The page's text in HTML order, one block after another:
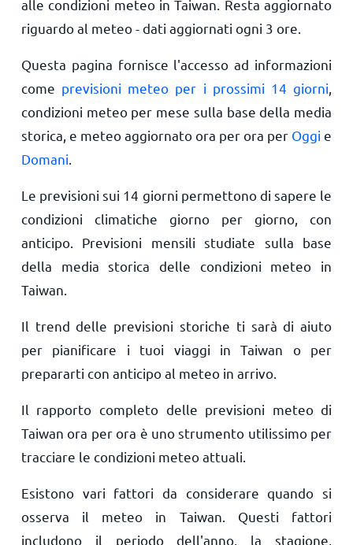
alle condizioni meteo in Taiwan. Resta aggiornato
riguardo al meteo - dati aggiornati ogni 3 ore.
Questa pagina fornisce l'accesso ad informazioni
come previsioni meteo per i prossimi 14 giorni
condizioni meteo per mese sulla base della media
storica, e meteo aggiornato ora per ora per Oggi e
Domani
Le previsioni sui 14 giorni permettono di sapere le
condizioni climatiche giorno per giorno, con
anticipo. Previsioni mensili studiate sulla base
della media storica delle condizioni meteo in
Taiwan.
Il trend delle previsioni storiche ti sarà di aiuto
per pianificare i tuoi viaggi in Taiwan o per
prepararti con anticipo al meteo in arrivo.
Il rapporto completo delle previsioni meteo di
Taiwan ora per ora è uno strumento utilissimo per
tracciare le condizioni meteo attuali.
Esistono vari fattori da considerare quando si
osserva il meteo in Taiwan. Questi fattori
includono il periodo dell'anno, la stagione,